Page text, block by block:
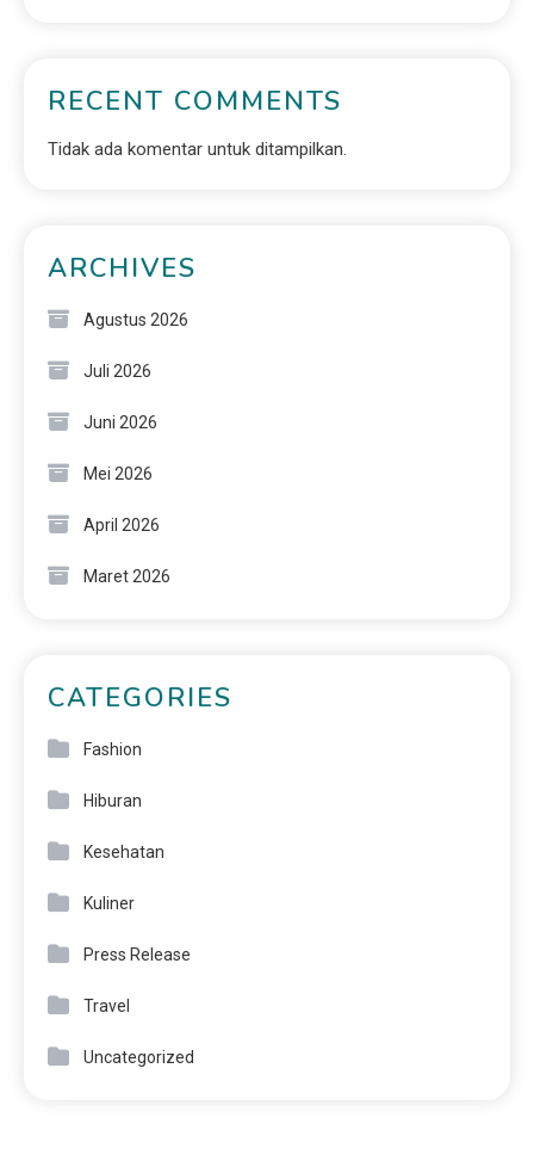
RECENT COMMENTS
Tidak ada komentar untuk ditampilkan.
ARCHIVES
Agustus 2026
Juli 2026
Juni 2026
Mei 2026
April 2026
Maret 2026
CATEGORIES
Fashion
Hiburan
Kesehatan
Kuliner
Press Release
Travel
Uncategorized